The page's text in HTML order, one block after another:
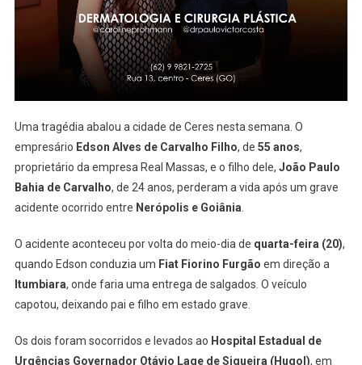
Filho
Uma tragédia abalou a cidade de Ceres nesta semana. O
empresário Edson Alves de Carvalho Filho, de 55 anos,
proprietário da empresa Real Massas, e o filho dele, João Paulo
Bahia de Carvalho, de 24 anos, perderam a vida após um grave
acidente ocorrido entre Nerópolis e Goiânia
O acidente aconteceu por volta do meio-dia de quarta-feira (20),
quando Edson conduzia um Fiat Fiorino Furgão em direção a
Itumbiara, onde faria uma entrega de salgados. O veículo
capotou, deixando pai e filho em estado grave.
Os dois foram socorridos e levados ao Hospital Estadual de
Urgências Governador Otávio Lage de Siqueira (Hugol), em